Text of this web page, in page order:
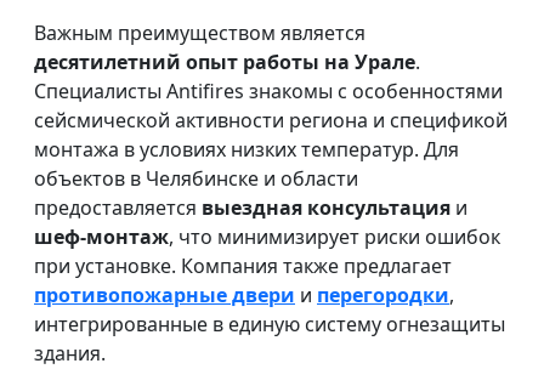
Важным преимуществом является
десятилетний опыт работы на Урале.
Специалисты Antifires знакомы с особенностями
сейсмической активности региона и спецификой
монтажа в условиях низких температур. Для
объектов в Челябинске и области
предоставляется выездная консультация и
шеф-монтаж, что минимизирует риски ошибок
при установке. Компания также предлагает
противопожарные двери и перегородки,
интегрированные в единую систему огнезащиты
здания.